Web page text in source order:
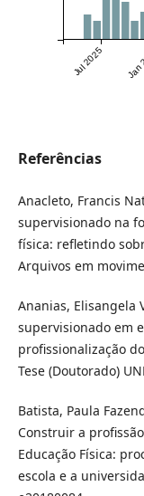
Jul 2025
Referências
Anacleto, Francis
supervisionado na
física: refletindo
Arquivos em
Ananias, Elisangela
supervisionado em
profissionalização
Tese (Doutorado)
Batista, Paula
Construir a
Educação Física:
escola e a